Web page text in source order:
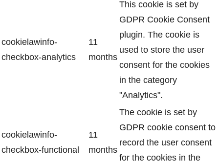
cookielawinfo-
checkbox-analytics
11
months
This cookie is set by
GDPR Cookie Consent
plugin. The cookie is
used to store the user
consent for the cookies
in the category
"Analytics".
cookielawinfo-
checkbox-functional
11
months
The cookie is set by
GDPR cookie consent to
record the user consent
for the cookies in the